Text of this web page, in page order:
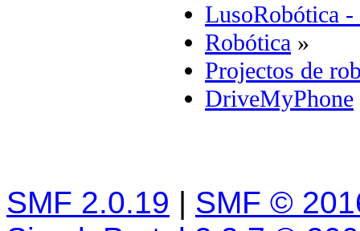
LusoRobótica -
Robótica »
Projectos de
DriveMyPhone
SMF 2.0.19 | SMF ©